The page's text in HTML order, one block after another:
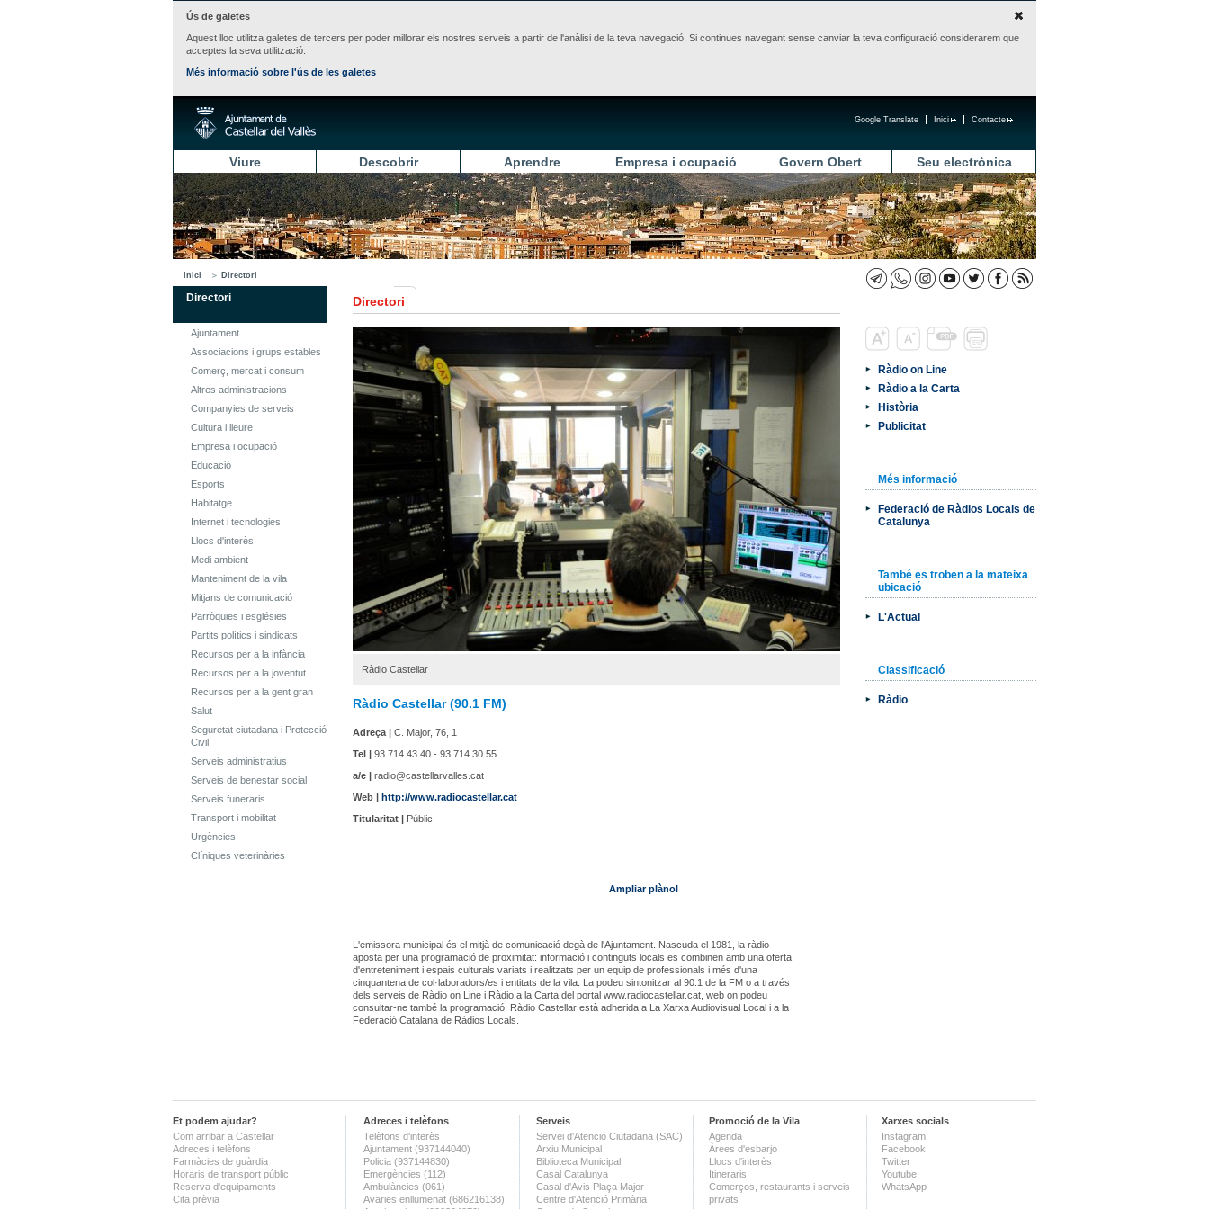
Ús de galetes
Aquest lloc utilitza galetes de tercers per poder millorar els nostres serveis a partir de l'anàlisi de la teva navegació. Si continues navegant sense canviar la teva configuració considerarem que
acceptes la seva utilització.
Més informació sobre l'ús de les galetes
Contacte
Inici
Google Translate
Viure Descobrir Aprendre Empresa i ocupació Govern Obert Seu electrònica
Inici Directori
Directori
Ajuntament
Associacions i grups estables
Comerç, mercat i consum
Altres administracions
Companyies de serveis
Cultura i lleure
Empresa i ocupació
Educació
Esports
Habitatge
Internet i tecnologies
Llocs d'interès
Medi ambient
Manteniment de la vila
Mitjans de comunicació
Parròquies i esglésies
Partits polítics i sindicats
Recursos per a la infància
Recursos per a la joventut
Recursos per a la gent gran
Salut
Seguretat ciutadana i Protecció
Civil
Serveis administratius
Serveis de benestar social
Serveis funeraris
Transport i mobilitat
Urgències
Clíniques veterinàries
Directori
Ràdio Castellar
Ràdio Castellar (90.1 FM)
Adreça | C. Major, 76, 1
Tel | 93 714 43 40 - 93 714 30 55
a/e | radio@castellarvalles.cat
Web | http://www.radiocastellar.cat
Titularitat | Públic
Ampliar plànol
L'emissora municipal és el mitjà de comunicació degà de l'Ajuntament. Nascuda el 1981, la ràdio
aposta per una programació de proximitat: informació i continguts locals es combinen amb una oferta
d'entreteniment i espais culturals variats i realitzats per un equip de professionals i més d'una
cinquantena de col·laboradors/es i entitats de la vila. La podeu sintonitzar al 90.1 de la FM o a través
dels serveis de Ràdio on Line i Ràdio a la Carta del portal www.radiocastellar.cat, web on podeu
consultar-ne també la programació. Ràdio Castellar està adherida a La Xarxa Audiovisual Local i a la
Federació Catalana de Ràdios Locals.
Ràdio on Line
Ràdio a la Carta
Història
Publicitat
Més informació
Federació de Ràdios Locals de
Catalunya
També es troben a la mateixa
ubicació
L'Actual
Classificació
Ràdio
Et podem ajudar?
Com arribar a Castellar
Adreces i telèfons
Farmàcies de guàrdia
Horaris de transport públic
Reserva d'equipaments
Cita prèvia
Adreces i telèfons
Telèfons d'interès
Ajuntament (937144040)
Policia (937144830)
Emergències (112)
Ambulàncies (061)
Avaries enllumenat (686216138)
Serveis
Servei d'Atenció Ciutadana (SAC)
Arxiu Municipal
Biblioteca Municipal
Casal Catalunya
Casal d'Avis Plaça Major
Centre d'Atenció Primària
Promoció de la Vila
Agenda
Àrees d'esbarjo
Llocs d'interès
Itineraris
Comerços, restaurants i serveis
privats
Xarxes socials
Instagram
Facebook
Twitter
Youtube
WhatsApp